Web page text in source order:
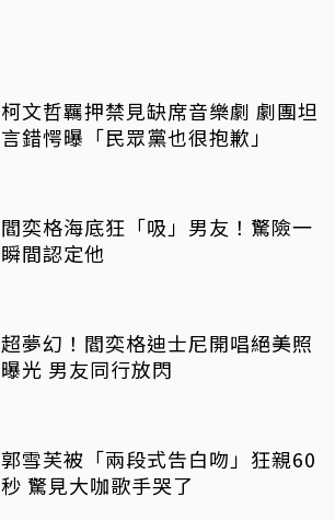
柯文哲羈押禁見缺席音樂劇 劇團坦
言錯愕曝「民眾黨也很抱歉」
閻奕格海底狂「吸」男友！驚險一
瞬間認定他
超夢幻！閻奕格迪士尼開唱絕美照
曝光 男友同行放閃
郭雪芙被「兩段式告白吻」狂親60
秒 驚見大咖歌手哭了